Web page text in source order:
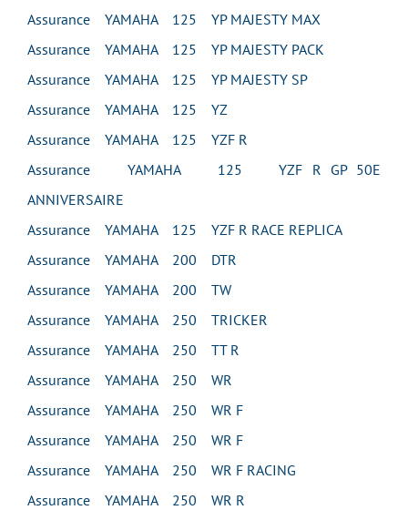
Assurance YAMAHA 125 YP MAJESTY MAX
Assurance YAMAHA 125 YP MAJESTY PACK
Assurance YAMAHA 125 YP MAJESTY SP
Assurance YAMAHA 125 YZ
Assurance YAMAHA 125 YZF R
Assurance YAMAHA 125 YZF R GP 50E
ANNIVERSAIRE
Assurance YAMAHA 125 YZF R RACE REPLICA
Assurance YAMAHA 200 DTR
Assurance YAMAHA 200 TW
Assurance YAMAHA 250 TRICKER
Assurance YAMAHA 250 TT R
Assurance YAMAHA 250 WR
Assurance YAMAHA 250 WR F
Assurance YAMAHA 250 WR F
Assurance YAMAHA 250 WR F RACING
Assurance YAMAHA 250 WR R